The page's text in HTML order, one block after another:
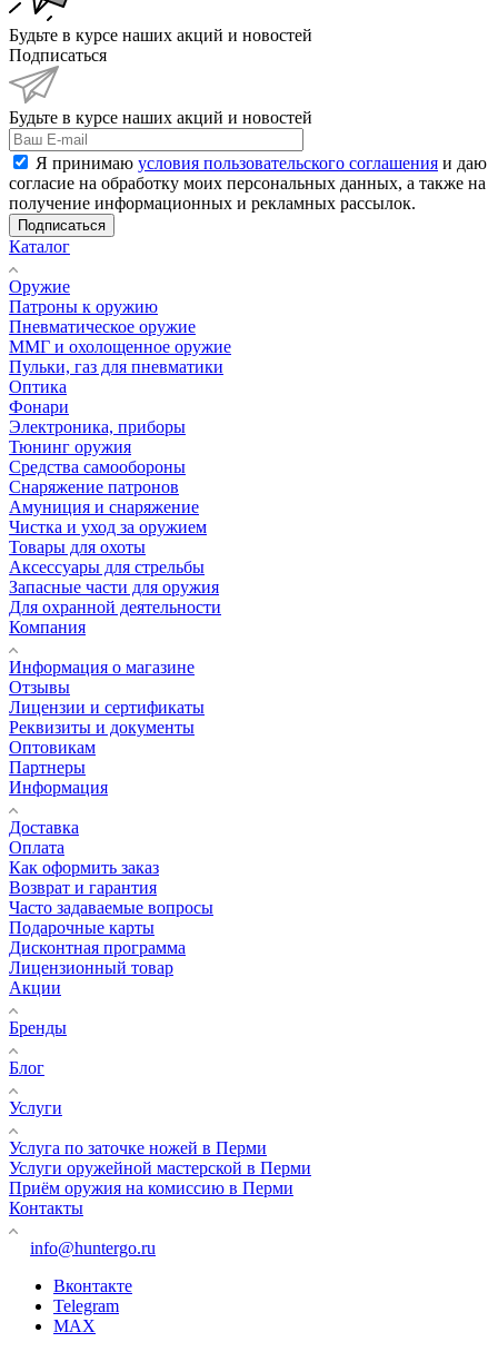
Будьте в курсе наших акций и новостей
Подписаться
Будьте в курсе наших акций и новостей
Я принимаю условия пользовательского соглашения и даю
согласие на обработку моих персональных данных, а также на
получение информационных и рекламных рассылок.
Подписаться
Каталог
Оружие
Патроны к оружию
Пневматическое оружие
ММГ и охолощенное оружие
Пульки, газ для пневматики
Оптика
Фонари
Электроника, приборы
Тюнинг оружия
Средства самообороны
Снаряжение патронов
Амуниция и снаряжение
Чистка и уход за оружием
Товары для охоты
Аксессуары для стрельбы
Запасные части для оружия
Для охранной деятельности
Компания
Информация о магазине
Отзывы
Лицензии и сертификаты
Реквизиты и документы
Оптовикам
Партнеры
Информация
Доставка
Оплата
Как оформить заказ
Возврат и гарантия
Часто задаваемые вопросы
Подарочные карты
Дисконтная программа
Лицензионный товар
Акции
Бренды
Блог
Услуги
Услуга по заточке ножей в Перми
Услуги оружейной мастерской в Перми
Приём оружия на комиссию в Перми
Контакты
info@huntergo.ru
Вконтакте
Telegram
MAX